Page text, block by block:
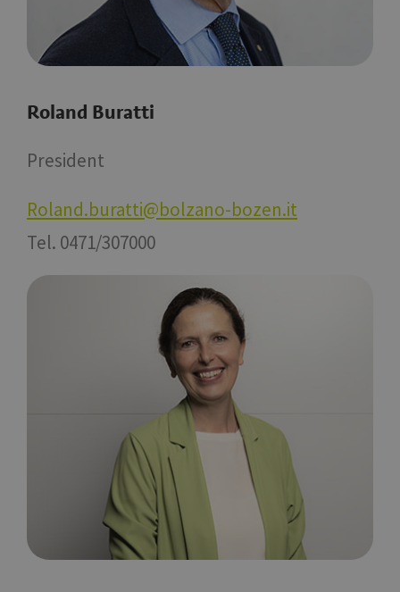
Roland Buratti
President
Roland.buratti@bolzano-bozen.it
Tel. 0471/307000